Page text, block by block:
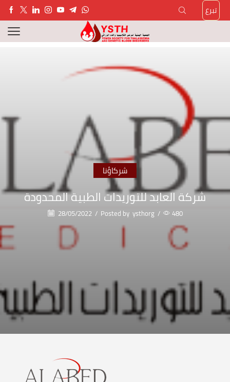
تبرع
شركاؤنا
شركة العابد للتوريدات الطبية المحدودة
28/05/2022 / Posted by ysthorg / 480